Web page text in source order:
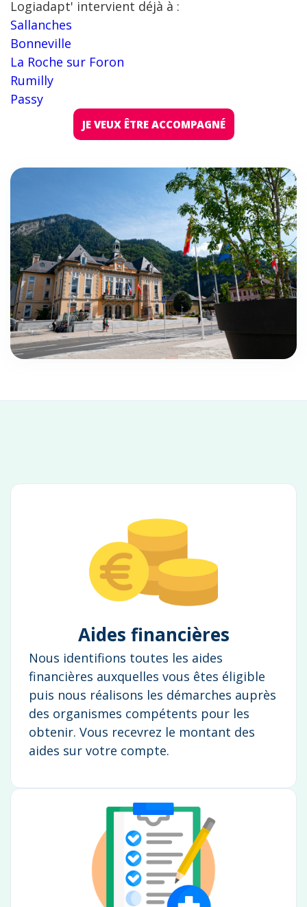
Logiadapt' intervient déjà à :
Sallanches
Bonneville
La Roche sur Foron
Rumilly
Passy
JE VEUX ÊTRE ACCOMPAGNÉ
Aides financières
Nous identifions toutes les aides
financières auxquelles vous êtes éligible
puis nous réalisons les démarches auprès
des organismes compétents pour les
obtenir. Vous recevrez le montant des
aides sur votre compte.